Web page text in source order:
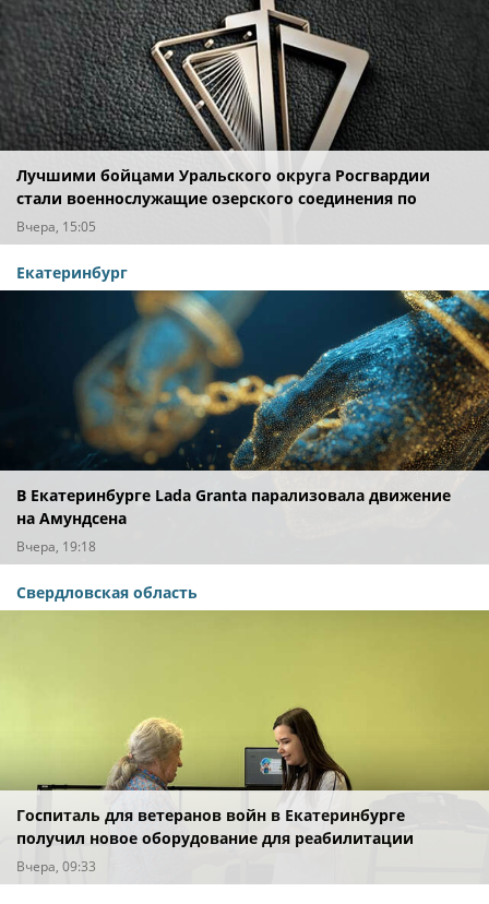
Лучшими бойцами Уральского округа Росгвардии
стали военнослужащие озерского соединения по
охране важных государственных объектов
Вчера, 15:05
Екатеринбург
В Екатеринбурге Lada Granta парализовала движение
на Амундсена
Вчера, 19:18
Свердловская область
Госпиталь для ветеранов войн в Екатеринбурге
получил новое оборудование для реабилитации
Вчера, 09:33